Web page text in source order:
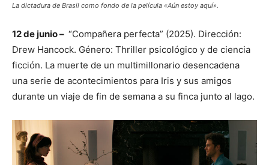
La dictadura de Brasil como fondo de la película «Aún estoy aquí».
12 de junio – “Compañera perfecta” (2025). Dirección:
Drew Hancock. Género: Thriller psicológico y de ciencia
ficción. La muerte de un multimillonario desencadena
una serie de acontecimientos para Iris y sus amigos
durante un viaje de fin de semana a su finca junto al lago.